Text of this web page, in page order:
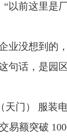
以前这里是
业没想到的
句话，是园
天门） 服装
易额突破